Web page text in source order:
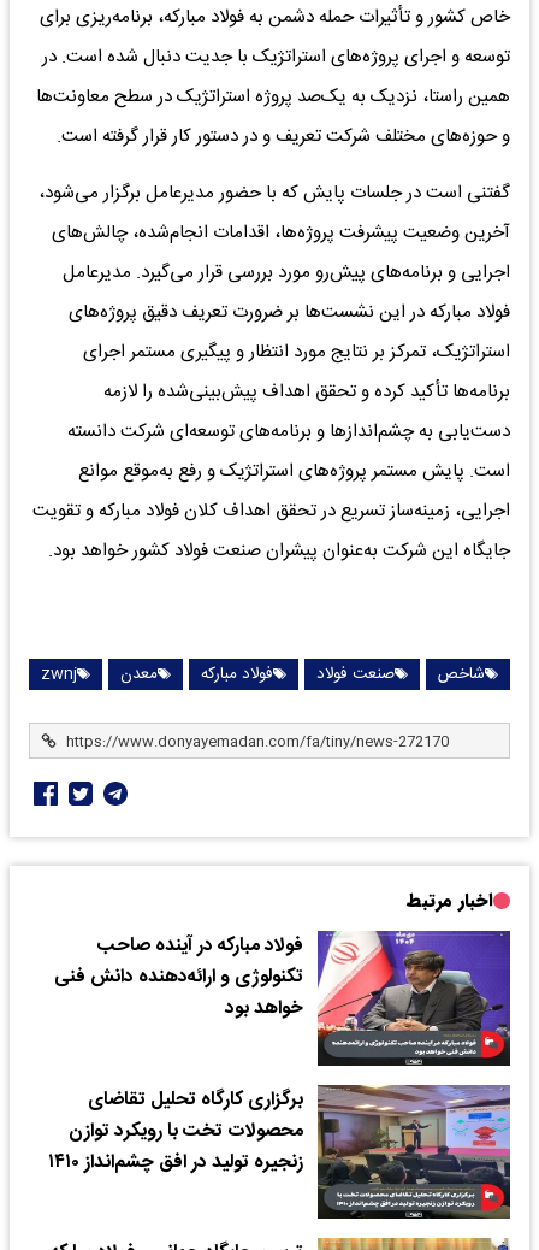
خاص کشور و تأثیرات حمله دشمن به فولاد مبارکه، برنامه‌ریزی برای
توسعه و اجرای پروژه‌های استراتژیک با جدیت دنبال شده است. در
همین راستا، نزدیک به یک‌صد پروژه استراتژیک در سطح معاونت‌ها
و حوزه‌های مختلف شرکت تعریف و در دستور کار قرار گرفته است.
گفتنی است در جلسات پایش که با حضور مدیرعامل برگزار می‌شود،
آخرین وضعیت پیشرفت پروژه‌ها، اقدامات انجام‌شده، چالش‌های
اجرایی و برنامه‌های پیش‌رو مورد بررسی قرار می‌گیرد. مدیرعامل
فولاد مبارکه در این نشست‌ها بر ضرورت تعریف دقیق پروژه‌های
استراتژیک، تمرکز بر نتایج مورد انتظار و پیگیری مستمر اجرای
برنامه‌ها تأکید کرده و تحقق اهداف پیش‌بینی‌شده را لازمه
دست‌یابی به چشم‌اندازها و برنامه‌های توسعه‌ای شرکت دانسته
است. پایش مستمر پروژه‌های استراتژیک و رفع به‌موقع موانع
اجرایی، زمینه‌ساز تسریع در تحقق اهداف کلان فولاد مبارکه و تقویت
جایگاه این شرکت به‌عنوان پیشران صنعت فولاد کشور خواهد بود.
شاخص صنعت فولاد فولاد مبارکه معدن zwnj
اخبار مرتبط
فولاد مبارکه در آینده صاحب
تکنولوژی و ارائه‌دهنده دانش فنی
خواهد بود
برگزاری کارگاه تحلیل تقاضای
محصولات تخت با رویکرد توازن
زنجیره تولید در افق چشم‌انداز ۱۴۱۰